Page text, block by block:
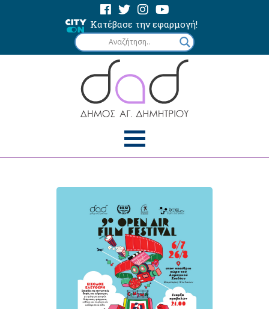
Κατέβασε την εφαρμογή!